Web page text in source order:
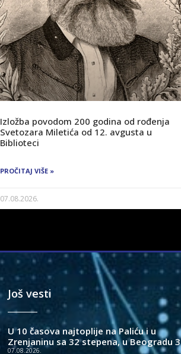
Izložba povodom 200 godina od rođenja
Svetozara Miletića od 12. avgusta u
Biblioteci
PROČITAJ VIŠE »
07.08.2026.
Još vesti
U 10 časova najtoplije na Paliću i u
Zrenjaninu sa 32 stepena, u Beogradu
07.08.2026.